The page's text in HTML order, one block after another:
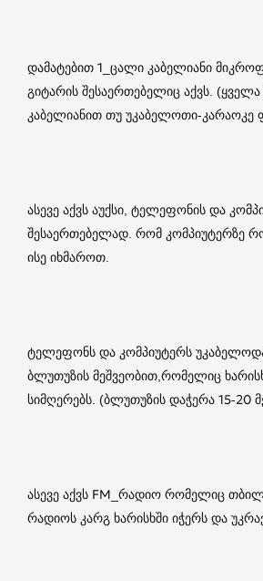
დამატებით 1_ცალი კაბელიანი
გიტარის შესაერთებელიც აქვს.
კაბელიანით თუ უკაბელოთი-კარაოკე
ასევე აქვს აუქსი, ტელეფონის და
შესაერთებელად. რომ კომპიუტერზე
ისე იხმაროთ.
ტელეფონს და კომპიუტერს
ბლუთუზის მეშვეობით,რომელიც
სიმღერებს. (ბლუთუზის დაჭერა 15-20
ასევე აქვს FM_რადიო რომელიც
რადიოს კარგ ხარისხში იჭერს და